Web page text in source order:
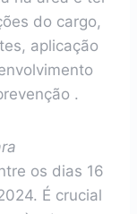
do cargo,
aplicação
.
os dias 16
É crucial